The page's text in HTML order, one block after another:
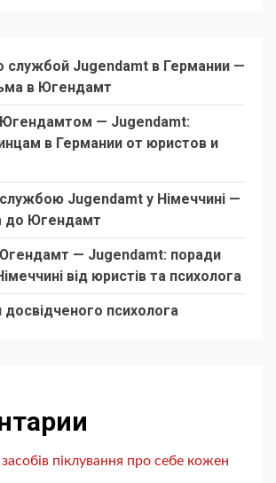
Jugendamt в Германии —
в Югендамт
— Jugendamt:
в Германии от юристов и
Jugendamt у Німеччині —
до Югендамт
— Jugendamt: поради
від юристів та психолога
досвідченого психолога
піклування про себе кожен